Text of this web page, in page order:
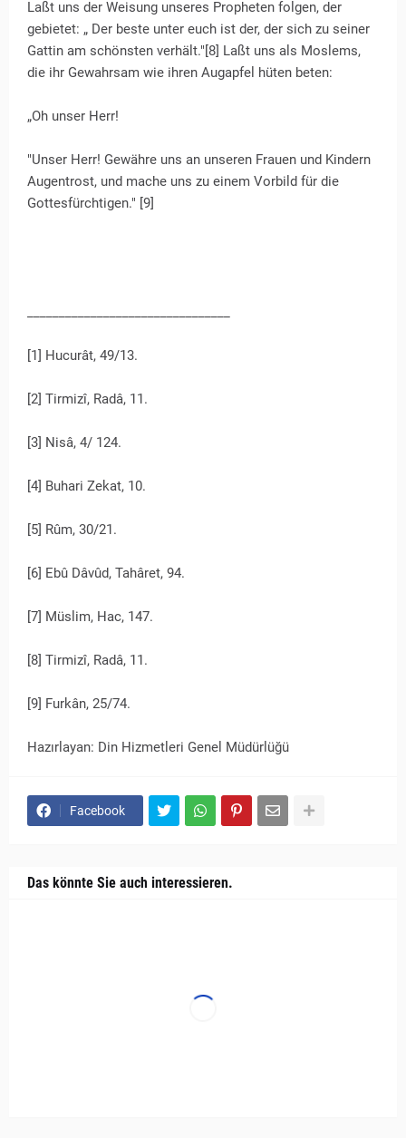
Laßt uns der Weisung unseres Propheten folgen, der
gebietet: „ Der beste unter euch ist der, der sich zu seiner
Gattin am schönsten verhält."[8] Laßt uns als Moslems,
die ihr Gewahrsam wie ihren Augapfel hüten beten:
„Oh unser Herr!
"Unser Herr! Gewähre uns an unseren Frauen und Kindern
Augentrost, und mache uns zu einem Vorbild für die
Gottesfürchtigen." [9]
[1] Hucurât, 49/13.
[2] Tirmizî, Radâ, 11.
[3] Nisâ, 4/ 124.
[4] Buhari Zekat, 10.
[5] Rûm, 30/21.
[6] Ebû Dâvûd, Tahâret, 94.
[7] Müslim, Hac, 147.
[8] Tirmizî, Radâ, 11.
[9] Furkân, 25/74.
Hazırlayan: Din Hizmetleri Genel Müdürlüğü
Facebook
Das könnte Sie auch interessieren.